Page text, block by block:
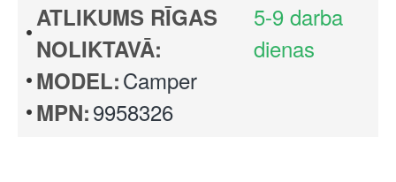
ATLIKUMS RĪGAS
NOLIKTAVĀ:
5-9 darba
dienas
MODEL:Camper
MPN:9958326